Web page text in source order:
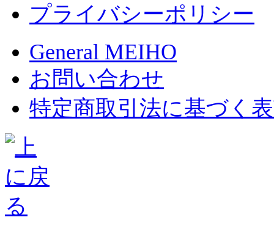
プライバシーポリシー
General MEIHO
お問い合わせ
特定商取引法に基づく